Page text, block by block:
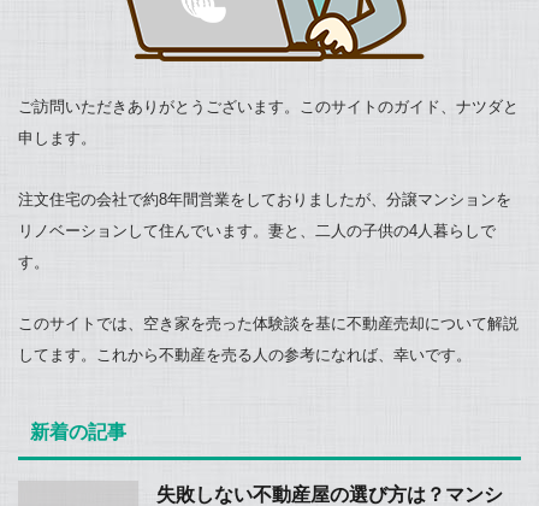
ご訪問いただきありがとうございます。このサイトのガイド、ナツダと
申します。
注文住宅の会社で約8年間営業をしておりましたが、分譲マンションを
リノベーションして住んでいます。妻と、二人の子供の4人暮らしで
す。
このサイトでは、空き家を売った体験談を基に不動産売却について解説
してます。これから不動産を売る人の参考になれば、幸いです。
新着の記事
失敗しない不動産屋の選び方は？マンシ